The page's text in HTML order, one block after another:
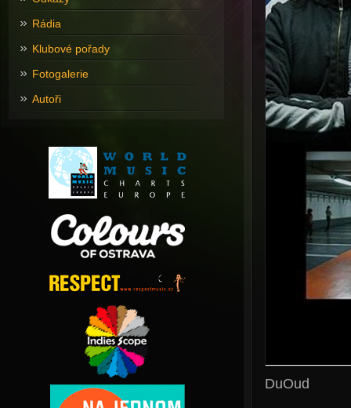
DuOud
Rádia
Klubové pořady
Fotogalerie
Autoři